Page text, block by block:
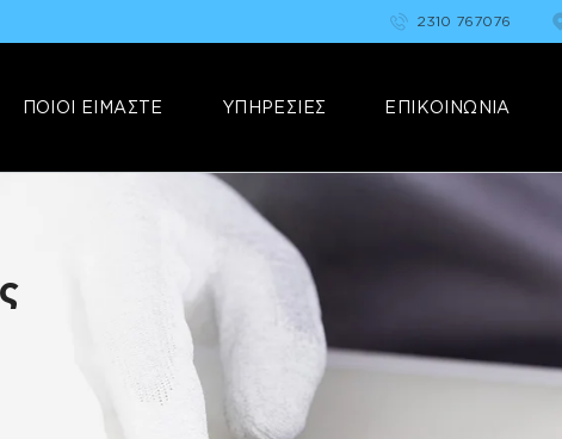
2310 767076
ΠΟΙΟΙ ΕΙΜΑΣΤΕ ΥΠΗΡΕΣΙΕΣ ΕΠΙΚΟΙΝΩΝΙΑ
& Πωλήσεις Ηλεκτρονικών Συσκευών &Αξεσουάρ